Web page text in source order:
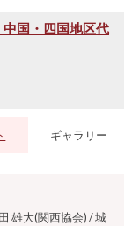
国・四国地区代
ギャラリー
雄大(関西協会) / 城